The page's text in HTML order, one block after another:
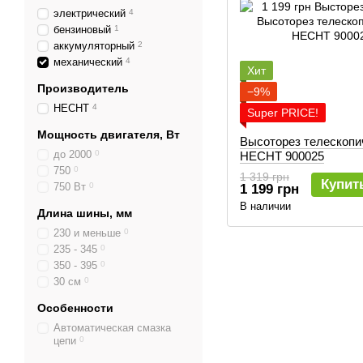
Хит
−9%
Super PRICE!
Высоторез
HECHT 900025
1 319 грн
1 199 грн
В наличии
электрический 4
бензиновый 1
аккумуляторный 2
механический 4
Производитель
HECHT 4
Мощность двигателя, Вт
до 2000 0
750 0
750 Вт 0
Длина шины, мм
230 и меньше 0
235 - 345 0
350 - 395 0
30 см 0
Особенности
Автоматическая смазка
цепи 0